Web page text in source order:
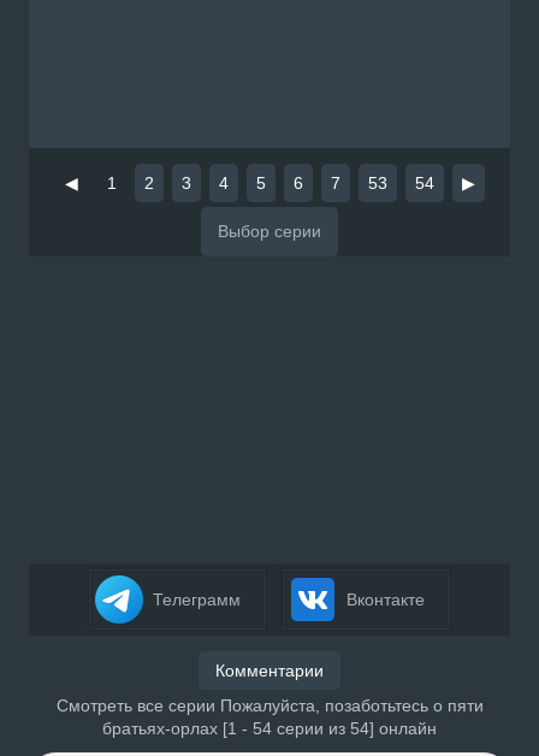
◀ 1 2 3 4 5 6 7 53 54 ▶
Телеграмм Вконтакте
Комментарии
Смотреть все серии Пожалуйста, позаботьтесь о пяти
братьях-орлах [1 - 54 серии из 54] онлайн